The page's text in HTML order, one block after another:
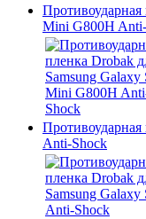
Противоударная
Mini G800H
Противоударная
Anti-Shock